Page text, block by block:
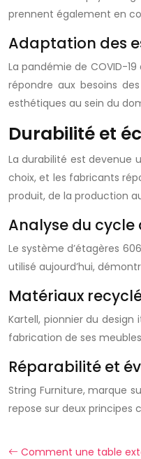
prennent également en
Adaptation des
La pandémie de COVID-
répondre aux besoins
esthétiques au sein du
Durabilité et
La durabilité est devenue
choix, et les fabricants
produit, de la production
Analyse du cycle
Le système d’étagères
utilisé aujourd’hui,
Matériaux
Kartell, pionnier du
fabrication de ses
Réparabilité et
String Furniture, marque
repose sur deux principes
Comment une table